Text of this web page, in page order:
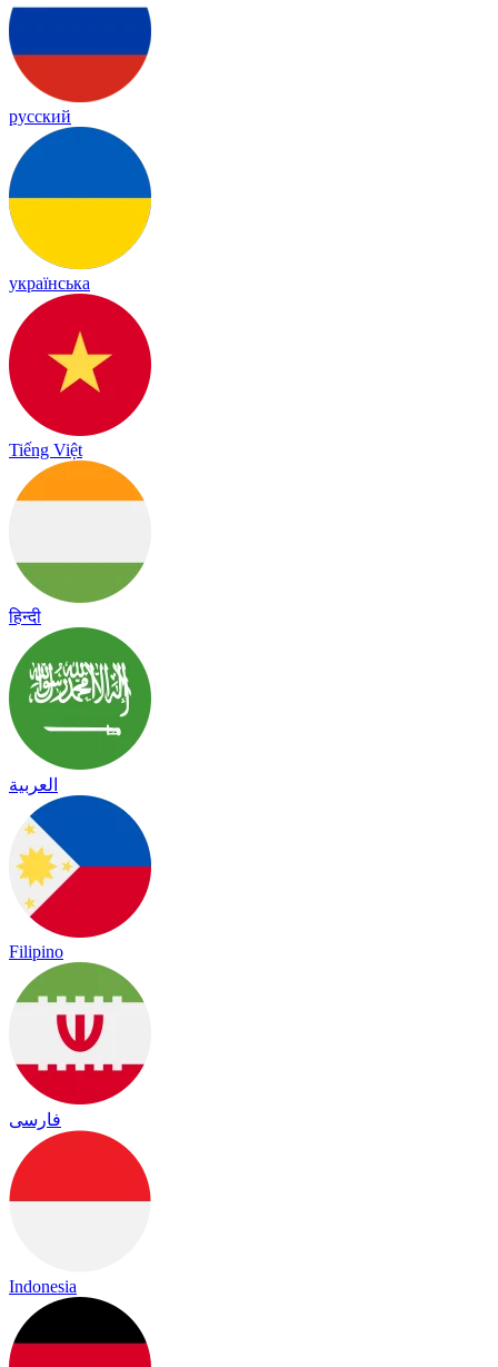
русский
українська
Tiếng Việt
हिन्दी
العربية
Filipino
فارسی
Indonesia